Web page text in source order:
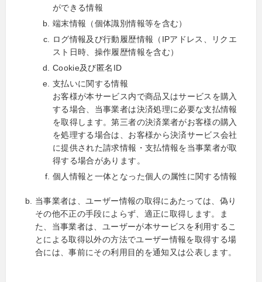
ができる情報
端末情報（個体識別情報等を含む）
ログ情報及び行動履歴情報（IPアドレス、リクエ
スト日時、操作履歴情報を含む）
Cookie及び匿名ID
支払いに関する情報
お客様が本サービス内で商品又はサービスを購入
する場合、当事業者は決済処理に必要な支払情報
を取得します。第三者の決済業者がお客様の購入
を処理する場合は、お客様から決済サービス会社
に提供された請求情報・支払情報を当事業者が取
得する場合があります。
個人情報と一体となった個人の属性に関する情報
当事業者は、ユーザー情報の取得にあたっては、偽り
その他不正の手段によらず、適正に取得します。ま
た、当事業者は、ユーザーが本サービスを利用するこ
とによる取得以外の方法でユーザー情報を取得する場
合には、事前にその利用目的を通知又は公表します。